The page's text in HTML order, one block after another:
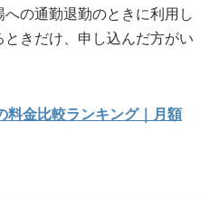
への通勤退勤のときに利用し
きだけ、申し込んだ方がい
料金比較ランキング｜月額